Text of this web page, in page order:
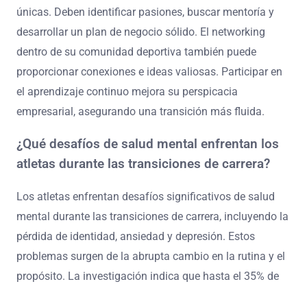
únicas. Deben identificar pasiones, buscar mentoría y
desarrollar un plan de negocio sólido. El networking
dentro de su comunidad deportiva también puede
proporcionar conexiones e ideas valiosas. Participar en
el aprendizaje continuo mejora su perspicacia
empresarial, asegurando una transición más fluida.
¿Qué desafíos de salud mental enfrentan los
atletas durante las transiciones de carrera?
Los atletas enfrentan desafíos significativos de salud
mental durante las transiciones de carrera, incluyendo la
pérdida de identidad, ansiedad y depresión. Estos
problemas surgen de la abrupta cambio en la rutina y el
propósito. La investigación indica que hasta el 35% de